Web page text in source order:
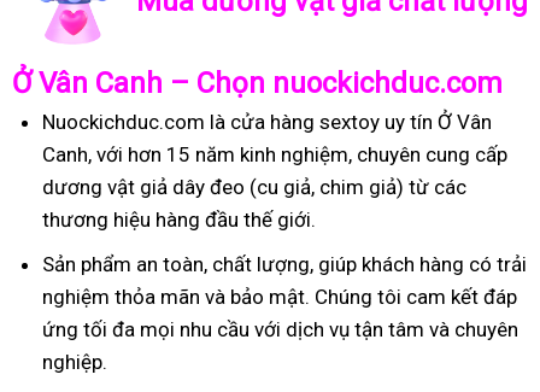
Ở Vân Canh – Chọn nuockichduc.com
Nuockichduc.com là cửa hàng sextoy uy tín Ở Vân
Canh, với hơn 15 năm kinh nghiệm, chuyên cung cấp
dương vật giả dây đeo (cu giả, chim giả) từ các
thương hiệu hàng đầu thế giới.
Sản phẩm an toàn, chất lượng, giúp khách hàng có trải
nghiệm thỏa mãn và bảo mật. Chúng tôi cam kết đáp
ứng tối đa mọi nhu cầu với dịch vụ tận tâm và chuyên
nghiệp.